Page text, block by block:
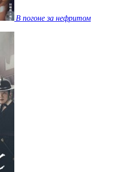
В погоне за нефритом